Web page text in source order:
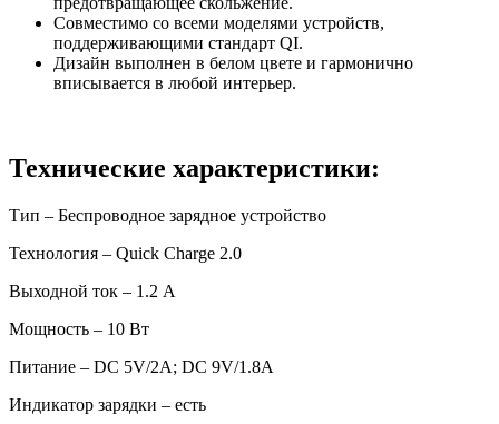
Совместимо со всеми моделями устройств,
поддерживающими стандарт QI.
Дизайн выполнен в белом цвете и гармонично
вписывается в любой интерьер.
Технические характеристики:
Тип – Беспроводное зарядное устройство
Технология – Quick Charge 2.0
Выходной ток – 1.2 А
Мощность – 10 Вт
Питание – DC 5V/2A; DC 9V/1.8A
Индикатор зарядки – есть